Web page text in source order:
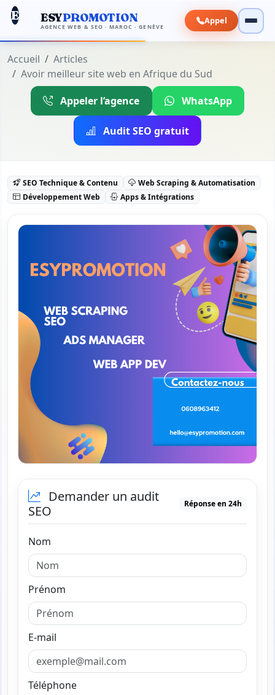
E ESYPROMOTION
AGENCE WEB & SEO · MAROC · GENÈVE
Appel
Accueil
Articles
Avoir meilleur site web en Afrique du Sud
Appeler l’agence WhatsApp
Audit SEO gratuit
SEO Technique & Contenu
Web Scraping & Automatisation
Développement Web
Apps & Intégrations
Demander un audit
SEO
Réponse en 24h
Nom
Prénom
E-mail
Téléphone